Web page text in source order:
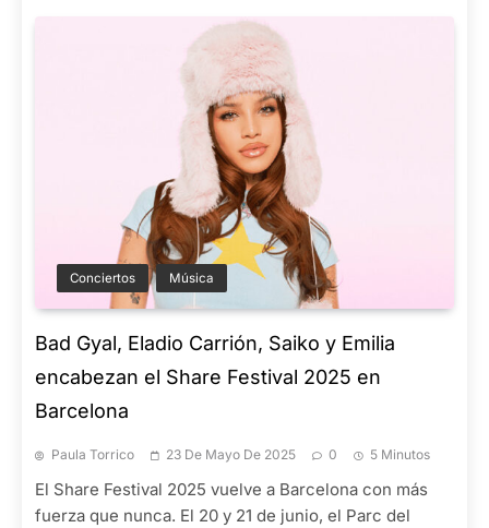
Conciertos Música
Bad Gyal, Eladio Carrión, Saiko y Emilia
encabezan el Share Festival 2025 en
Barcelona
Paula Torrico 23 De Mayo De 2025 0 5 Minutos
El Share Festival 2025 vuelve a Barcelona con más
fuerza que nunca. El 20 y 21 de junio, el Parc del